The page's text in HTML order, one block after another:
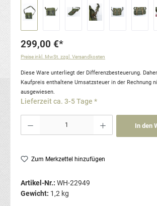
299,00 €*
Preise inkl. MwSt. zzgl. Versandkosten
Diese Ware unterliegt der Differenzbesteuerung.
Kaufpreis enthaltene Umsatzsteuer in der Rechnung
ausgewiesen.
Lieferzeit ca. 3-5 Tage *
In den
Zum Merkzettel hinzufügen
Artikel-Nr.: WH-22949
Gewicht: 1,2 kg